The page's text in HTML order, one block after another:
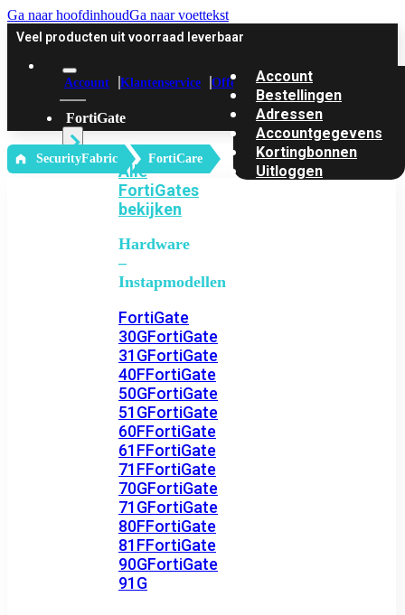
Ga naar hoofdinhoudGa naar voettekst
Veel producten uit voorraad leverbaar
Account Klantenservice Offerte
FortiGate
Alle
FortiGates
bekijken
Hardware
–
Instapmodellen
FortiGate
30GFortiGate
31GFortiGate
40FFortiGate
50GFortiGate
51GFortiGate
60FFortiGate
61FFortiGate
71FFortiGate
70GFortiGate
71GFortiGate
80FFortiGate
81FFortiGate
90GFortiGate
91G
Account
Bestellingen
Adressen
Accountgegevens
Kortingbonnen
Uitloggen
‎ SecurityFabric FortiCare